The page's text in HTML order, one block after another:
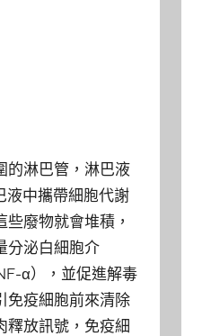
的淋巴管，淋巴液
液中攜帶細胞代謝
廢物就會堆積，
分泌白細胞介
α），並促進解毒
免疫細胞前來清除
釋放訊號，免疫細